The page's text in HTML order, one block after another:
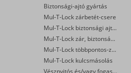
Biztonsági-ajtó gyártás
Mul-T-Lock zárbetét-csere
Mul-T-Lock biztonsági ajtó szervizelése
Mul-T-Lock zár, biztonsági ajtó nyitása
Mul-T-Lock többpontos-zár csere
Mul-T-Lock kulcsmásolás
Vésznyitós és/vagy fogaskerekes Mul-T-Lock zárak készítése